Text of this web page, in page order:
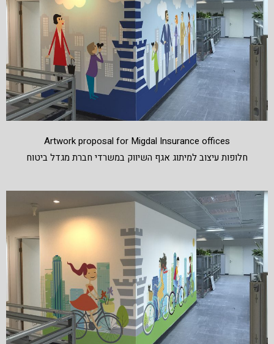
Artwork proposal for Migdal Insurance offices
חלופות עיצוב למיתוג אגף השיווק במשרדי חברת מגדל ביטוח